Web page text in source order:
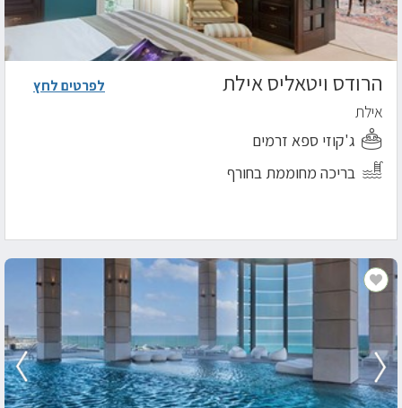
הרודס ויטאליס אילת
אילת
ג'קוזי ספא זרמים
בריכה מחוממת בחורף
לפרטים לחץ